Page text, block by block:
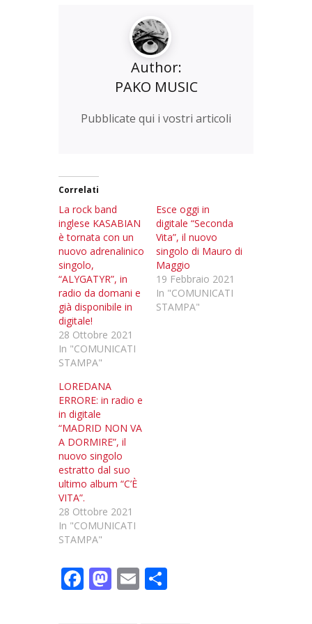
Author:
PAKO MUSIC
Pubblicate qui i vostri articoli
Correlati
La rock band
inglese KASABIAN
è tornata con un
nuovo adrenalinico
singolo,
“ALYGATYR”, in
radio da domani e
già disponibile in
digitale!
28 Ottobre 2021
In "COMUNICATI
STAMPA"
Esce oggi in
digitale “Seconda
Vita”, il nuovo
singolo di Mauro di
Maggio
19 Febbraio 2021
In "COMUNICATI
STAMPA"
LOREDANA
ERRORE: in radio e
in digitale
“MADRID NON VA
A DORMIRE”, il
nuovo singolo
estratto dal suo
ultimo album “C’È
VITA”.
28 Ottobre 2021
In "COMUNICATI
STAMPA"
F M E